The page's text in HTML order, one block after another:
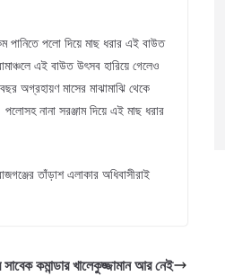
পলো দিয়ে মাছ ধরার এই বাউত
এই বাউত উৎসব হারিয়ে গেলেও
অগ্রহায়ণ মাসের মাঝামাঝি থেকে
নানা সরঞ্জাম দিয়ে এই মাছ ধরার
তাঁড়াশ এলাকার অধিবাসীরাই
কমান্ডার খালেকুজ্জামান আর নেই